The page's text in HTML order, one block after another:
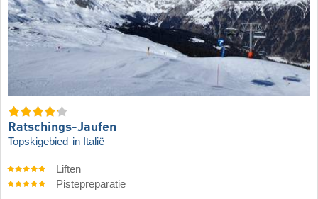
Ratschings-Jaufen
Topskigebied in Italië
Liften
Pistepreparatie